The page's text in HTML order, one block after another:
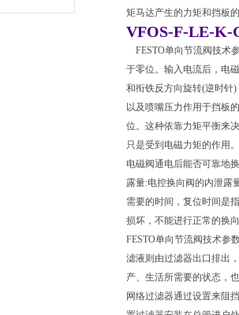
矩马达产生的力矩和挡板
VFOS-F-LE-K-
FESTO单向节流阀技术
于零位。输入电流后，电
和衔铁反方向旋转(逆时针
以及喷嘴压力作用于挡板
位。这种依靠力矩平衡来
只是受到电磁力矩的作用
电磁阀通电后能否可靠地
露量:电控换向阀的内泄露
需要的时间，复位时间是
损坏，不能进行正常的换
FESTO单向节流阀技术参
滤液则由过滤器出口排出
产、生活所需要的状态，
网络过滤器通过设置来阻